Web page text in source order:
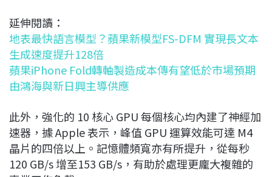
延伸閱讀：
地表最快語言模型？蘋果新模型FS-DFM 實現長文本
生成速度提升128倍
蘋果iPhone Fold轉軸製造成本傳有望低於市場預期
由鴻海與新日興主導供應
此外，強化的 10 核心 GPU 每個核心均內建了神經加
速器，據 Apple 表示，峰值 GPU 運算效能可達 M4
晶片的四倍以上。記憶體頻寬亦有所提升，從每秒
120 GB/s 增至153 GB/s，有助於處理更龐大複雜的